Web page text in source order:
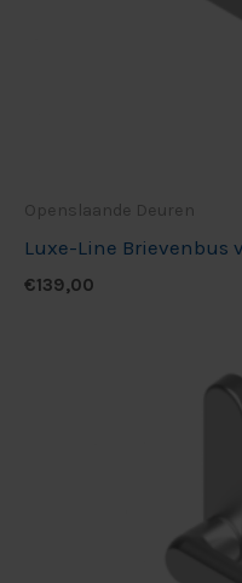
Openslaande Deuren
Luxe-Line Brievenbus
€139,00